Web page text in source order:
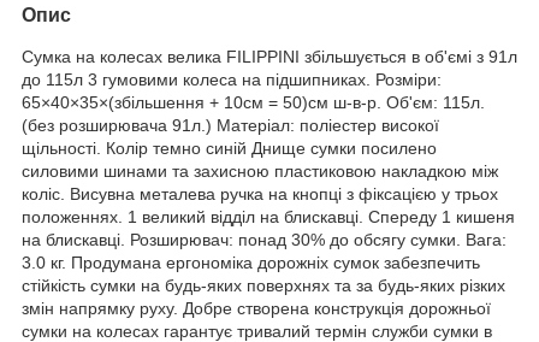
Опис
Сумка на колесах велика FILIPPINI збільшується в об'ємі з 91л
до 115л 3 гумовими колеса на підшипниках. Розміри:
65×40×35×(збільшення + 10см = 50)см ш-в-р. Об'єм: 115л.
(без розширювача 91л.) Матеріал: поліестер високої
щільності. Колір темно синій Днище сумки посилено
силовими шинами та захисною пластиковою накладкою між
коліс. Висувна металева ручка на кнопці з фіксацією у трьох
положеннях. 1 великий відділ на блискавці. Спереду 1 кишеня
на блискавці. Розширювач: понад 30% до обсягу сумки. Вага:
3.0 кг. Продумана ергономіка дорожніх сумок забезпечить
стійкість сумки на будь-яких поверхнях та за будь-яких різких
змін напрямку руху. Добре створена конструкція дорожньої
сумки на колесах гарантує тривалий термін служби сумки в